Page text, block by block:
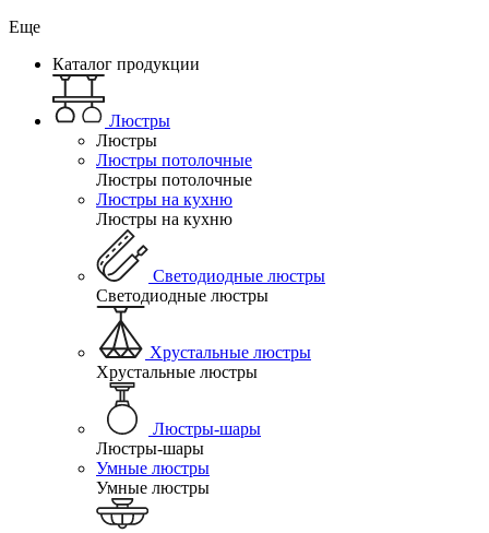
Еще
Каталог продукции
Люстры
Люстры
Люстры потолочные
Люстры потолочные
Люстры на кухню
Люстры на кухню
Светодиодные люстры
Светодиодные люстры
Хрустальные люстры
Хрустальные люстры
Люстры-шары
Люстры-шары
Умные люстры
Умные люстры